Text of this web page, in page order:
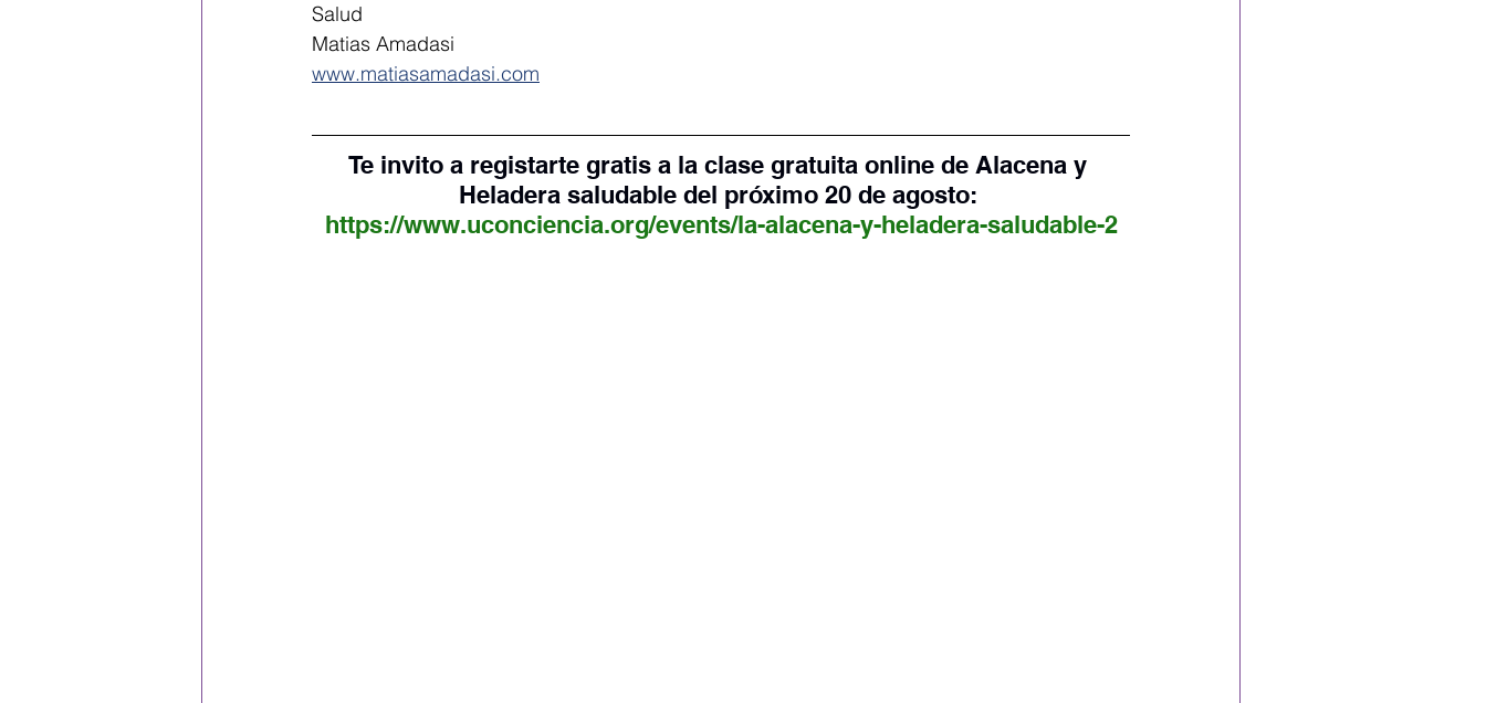
Salud
Matias Amadasi
www.matiasamadasi.com
Te invito a registarte gratis a la clase gratuita online de Alacena y
Heladera saludable del próximo 20 de agosto:
https://www.uconciencia.org/events/la-alacena-y-heladera-saludable-2